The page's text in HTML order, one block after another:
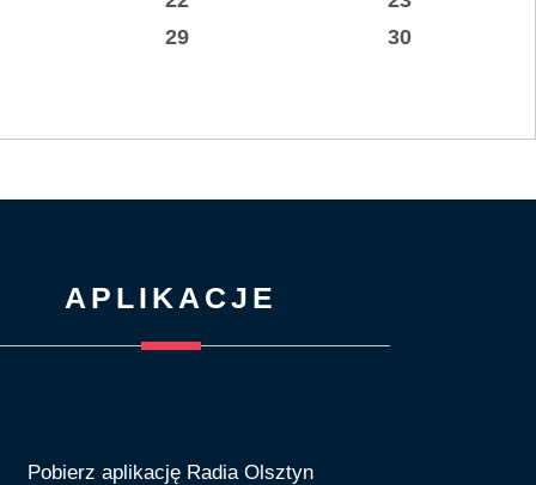
29
30
APLIKACJE
Pobierz aplikację Radia Olsztyn